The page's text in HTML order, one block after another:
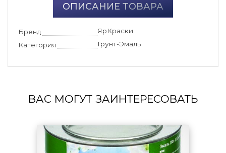
ОПИСАНИЕ ТОВАРА
Бренд
ЯрКраски
Категория
Грунт-Эмаль
ВАС МОГУТ ЗАИНТЕРЕСОВАТЬ